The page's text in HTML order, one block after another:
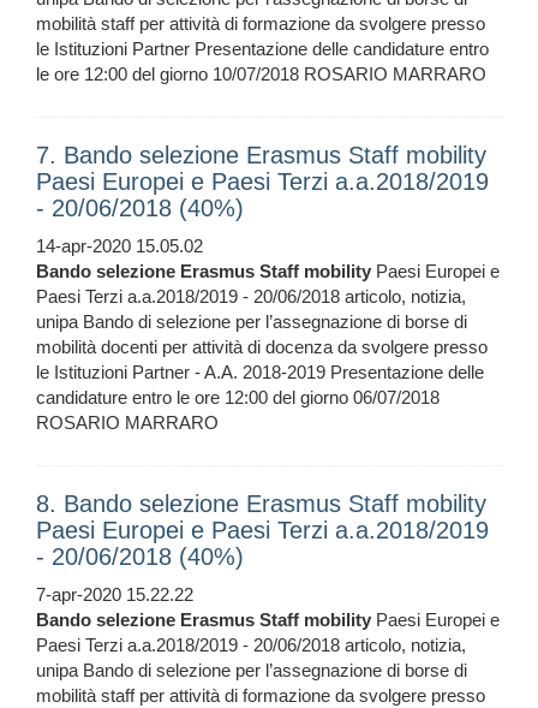
mobilità staff per attività di formazione da svolgere presso
le Istituzioni Partner Presentazione delle candidature entro
le ore 12:00 del giorno 10/07/2018 ROSARIO MARRARO
7. Bando selezione Erasmus Staff mobility
Paesi Europei e Paesi Terzi a.a.2018/2019
- 20/06/2018 (40%)
14-apr-2020 15.05.02
Bando selezione Erasmus Staff mobility Paesi Europei e
Paesi Terzi a.a.2018/2019 - 20/06/2018 articolo, notizia,
unipa Bando di selezione per l’assegnazione di borse di
mobilità docenti per attività di docenza da svolgere presso
le Istituzioni Partner - A.A. 2018-2019 Presentazione delle
candidature entro le ore 12:00 del giorno 06/07/2018
ROSARIO MARRARO
8. Bando selezione Erasmus Staff mobility
Paesi Europei e Paesi Terzi a.a.2018/2019
- 20/06/2018 (40%)
7-apr-2020 15.22.22
Bando selezione Erasmus Staff mobility Paesi Europei e
Paesi Terzi a.a.2018/2019 - 20/06/2018 articolo, notizia,
unipa Bando di selezione per l’assegnazione di borse di
mobilità staff per attività di formazione da svolgere presso